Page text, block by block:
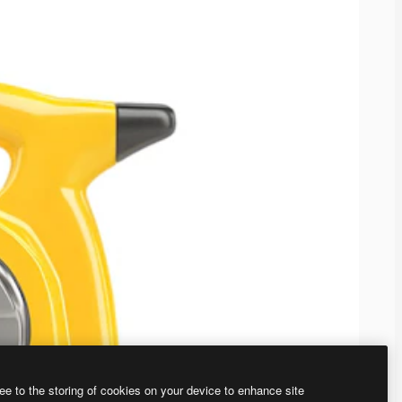
to the storing of cookies on your device to enhance site